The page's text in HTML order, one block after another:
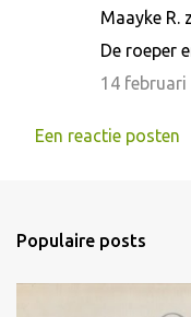
c
s
Maayke R.
De roeper
14 februari
Een reactie posten
Populaire posts